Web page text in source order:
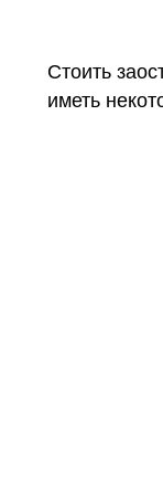
Стоить
иметь